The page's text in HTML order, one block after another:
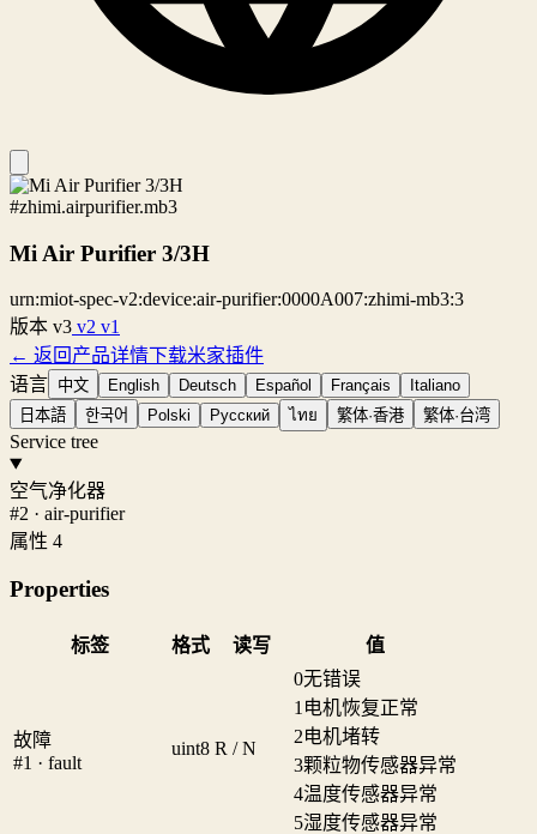
#zhimi.airpurifier.mb3
Mi Air Purifier 3/3H
urn:miot-spec-v2:device:air-purifier:0000A007:zhimi-mb3:3
版本 v3 v2 v1
← 返回产品详情下载米家插件
语言 中文 English Deutsch Español Français
Italiano
日本語
한국어 Polski Русский ไทย 繁体·香港 繁体·台湾
Service tree
空气净化器
#2 · air-purifier
属性 4
Properties
标签 格式 读写 值
故障
#1 · fault
uint8 R / N
0无错误
1 电机恢复正常
2电机堵转
3颗粒物传感器异常
4温度传感器异常
5湿度传感器异常